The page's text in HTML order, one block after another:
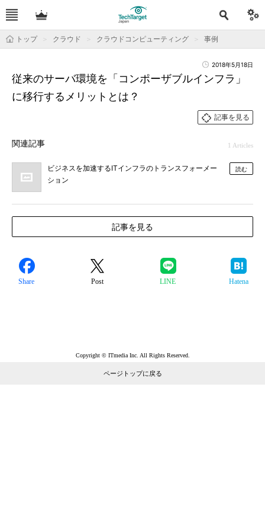
トップ クラウド クラウドコンピューティング 事例
2018年5月18日
従来のサーバ環境を「コンポーザブルインフラ」
に移行するメリットとは？
記事を見る
関連記事 1 Articles
ビジネスを加速するITインフラのトランスフォーメー
ション
読む
記事を見る
Share Post LINE Hatena
Copyright © ITmedia Inc. All Rights Reserved.
ページトップに戻る